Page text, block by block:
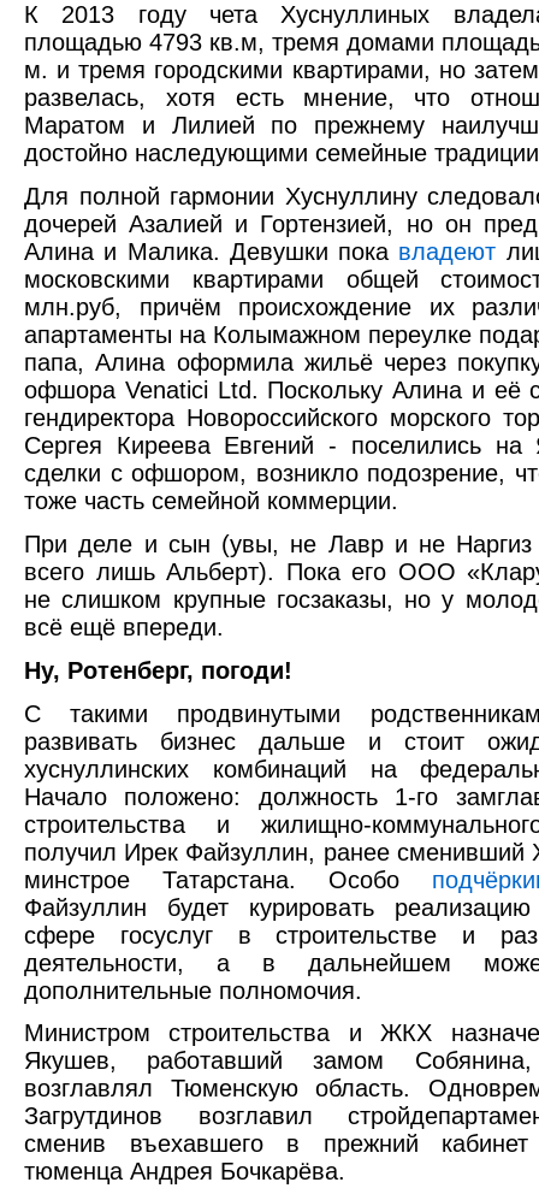
К 2013 году чета Хуснуллиных
площадью 4793 кв.м, тремя домами
м. и тремя городскими квартирами, но
развелась, хотя есть мнение, что
Маратом и Лилией по прежнему
достойно наследующими семейные
Для полной гармонии Хуснуллину
дочерей Азалией и Гортензией, но он
Алина и Малика. Девушки пока владеют
московскими квартирами общей
млн.руб, причём происхождение их
апартаменты на Колымажном переулке
папа, Алина оформила жильё через
офшора Venatici Ltd. Поскольку Алина и её
гендиректора Новороссийского морского
Сергея Киреева Евгений - поселились на
сделки с офшором, возникло подозрение,
тоже часть семейной коммерции.
При деле и сын (увы, не Лавр и не Наргиз
всего лишь Альберт). Пока его ООО
не слишком крупные госзаказы, но у
всё ещё впереди.
Ну, Ротенберг, погоди!
С такими продвинутыми
развивать бизнес дальше и стоит
хуснуллинских комбинаций на
Начало положено: должность 1-го
строительства и жилищно-
получил Ирек Файзуллин, ранее сменивший
минстрое Татарстана. Особо
Файзуллин будет курировать
сфере госуслуг в строительстве и
деятельности, а в дальнейшем
дополнительные полномочия.
Министром строительства и ЖКХ
Якушев, работавший замом
возглавлял Тюменскую область.
Загрутдинов возглавил
сменив въехавшего в прежний кабинет
тюменца Андрея Бочкарёва.